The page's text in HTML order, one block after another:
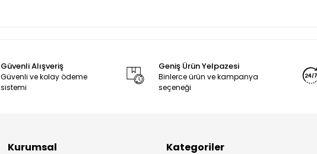
Güvenli Alışveriş
Güvenli ve kolay ödeme
sistemi
Geniş Ürün Yelpazesi
Binlerce ürün ve kampanya
seçeneği
Kurumsal Kategoriler